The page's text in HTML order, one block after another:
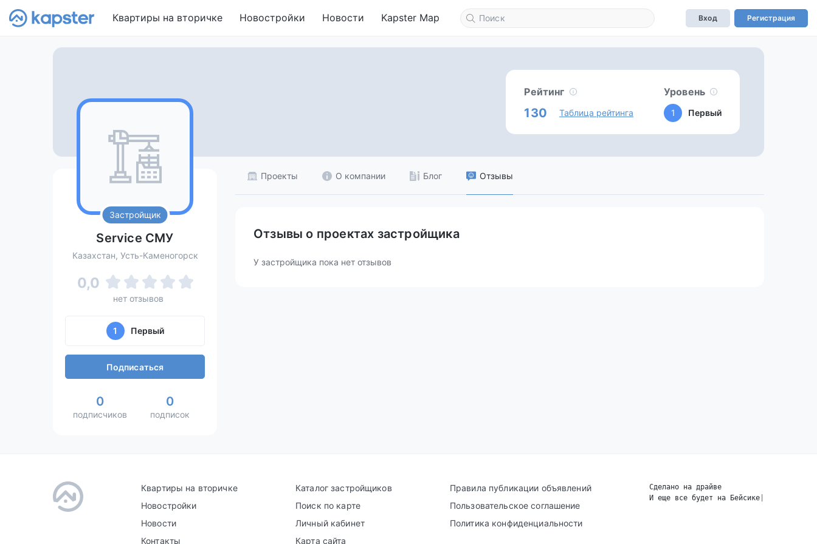
Квартиры на вторичке Новостройки Новости Kapster Map Вход Регистрация
Рейтинг
130 Таблица рейтинга
Уровень
1 Первый
Застройщик
Service СМУ
Казахстан, Усть-Каменогорск
0,0
нет отзывов
1 Первый
Подписаться
0
подписчиков
0
подписок
Проекты О компании Блог Отзывы
Отзывы о проектах застройщика
У застройщика пока нет отзывов
Квартиры на вторичке
Новостройки
Новости
Контакты
Каталог застройщиков
Поиск по карте
Личный кабинет
Карта сайта
Правила публикации объявлений
Пользовательское соглашение
Политика конфиденциальности
Сделано на драйве
И еще все будет на Бейсике